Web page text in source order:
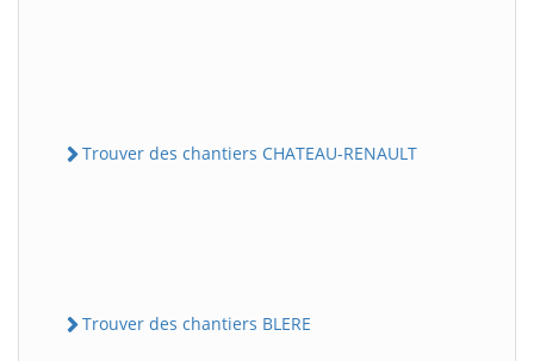
Trouver des chantiers CHATEAU-RENAULT
Trouver des chantiers BLERE